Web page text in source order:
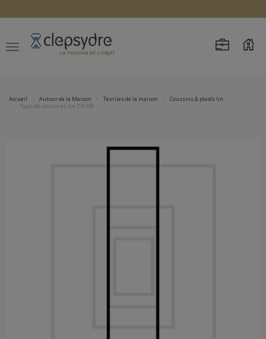
Accueil Autour de la Maison Textiles de la maison
Coussins & plaids lin
Tapis de couloir en lin 77x350